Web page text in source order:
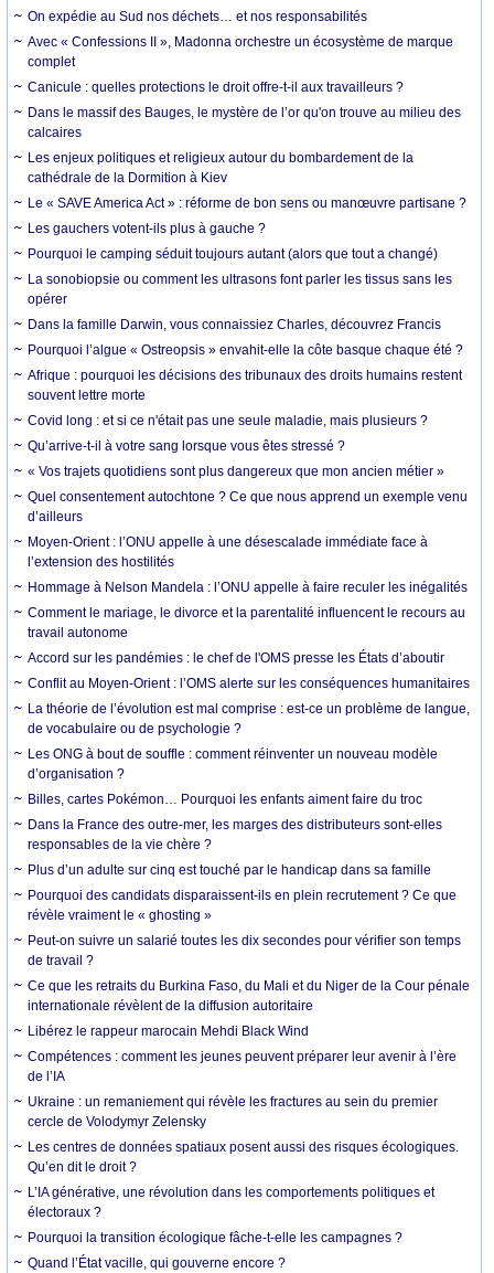
On expédie au Sud nos déchets… et nos responsabilités
Avec « Confessions II », Madonna orchestre un écosystème de marque
complet
Canicule : quelles protections le droit offre-t-il aux travailleurs ?
Dans le massif des Bauges, le mystère de l’or qu'on trouve au milieu des
calcaires
Les enjeux politiques et religieux autour du bombardement de la
cathédrale de la Dormition à Kiev
Le « SAVE America Act » : réforme de bon sens ou manœuvre partisane ?
Les gauchers votent-ils plus à gauche ?
Pourquoi le camping séduit toujours autant (alors que tout a changé)
La sonobiopsie ou comment les ultrasons font parler les tissus sans les
opérer
Dans la famille Darwin, vous connaissiez Charles, découvrez Francis
Pourquoi l’algue « Ostreopsis » envahit-elle la côte basque chaque été ?
Afrique : pourquoi les décisions des tribunaux des droits humains restent
souvent lettre morte
Covid long : et si ce n'était pas une seule maladie, mais plusieurs ?
Qu’arrive-t-il à votre sang lorsque vous êtes stressé ?
« Vos trajets quotidiens sont plus dangereux que mon ancien métier »
Quel consentement autochtone ? Ce que nous apprend un exemple venu
d’ailleurs
Moyen-Orient : l’ONU appelle à une désescalade immédiate face à
l’extension des hostilités
Hommage à Nelson Mandela : l’ONU appelle à faire reculer les inégalités
Comment le mariage, le divorce et la parentalité influencent le recours au
travail autonome
Accord sur les pandémies : le chef de l'OMS presse les États d’aboutir
Conflit au Moyen-Orient : l’OMS alerte sur les conséquences humanitaires
La théorie de l’évolution est mal comprise : est-ce un problème de langue,
de vocabulaire ou de psychologie ?
Les ONG à bout de souffle : comment réinventer un nouveau modèle
d’organisation ?
Billes, cartes Pokémon… Pourquoi les enfants aiment faire du troc
Dans la France des outre-mer, les marges des distributeurs sont-elles
responsables de la vie chère ?
Plus d’un adulte sur cinq est touché par le handicap dans sa famille
Pourquoi des candidats disparaissent-ils en plein recrutement ? Ce que
révèle vraiment le « ghosting »
Peut-on suivre un salarié toutes les dix secondes pour vérifier son temps
de travail ?
Ce que les retraits du Burkina Faso, du Mali et du Niger de la Cour pénale
internationale révèlent de la diffusion autoritaire
Libérez le rappeur marocain Mehdi Black Wind
Compétences : comment les jeunes peuvent préparer leur avenir à l’ère
de l’IA
Ukraine : un remaniement qui révèle les fractures au sein du premier
cercle de Volodymyr Zelensky
Les centres de données spatiaux posent aussi des risques écologiques.
Qu’en dit le droit ?
L’IA générative, une révolution dans les comportements politiques et
électoraux ?
Pourquoi la transition écologique fâche-t-elle les campagnes ?
Quand l’État vacille, qui gouverne encore ?